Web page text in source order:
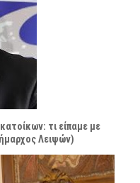
τι είπαμε με
Λειψών)